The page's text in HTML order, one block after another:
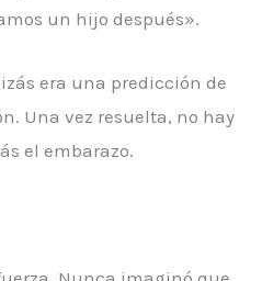
un hijo después».
era una predicción de
Una vez resuelta, no hay
el embarazo.